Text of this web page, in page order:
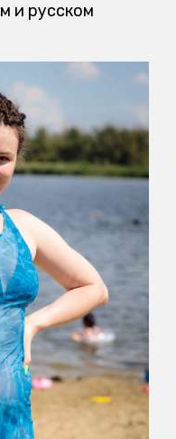
и русском